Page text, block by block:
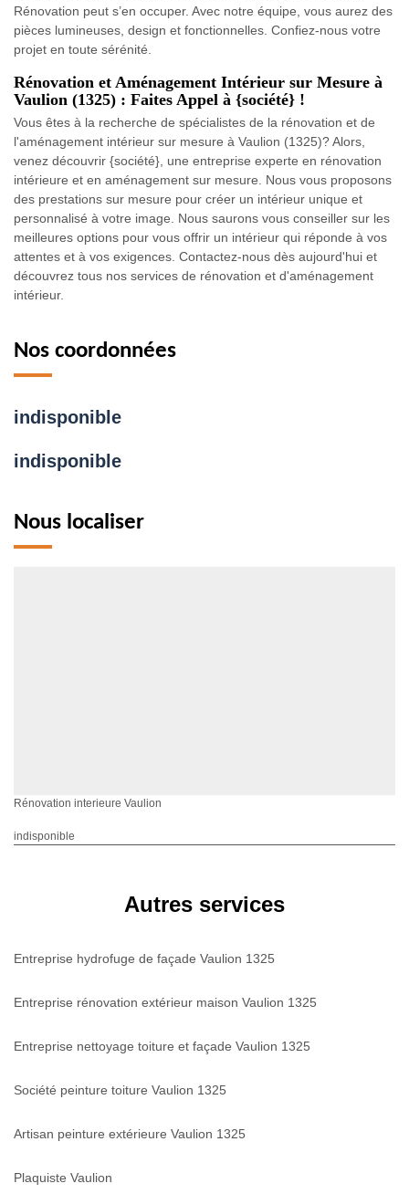
Rénovation peut s’en occuper. Avec notre équipe, vous aurez des
pièces lumineuses, design et fonctionnelles. Confiez-nous votre
projet en toute sérénité.
Rénovation et Aménagement Intérieur sur Mesure à
Vaulion (1325) : Faites Appel à {société} !
Vous êtes à la recherche de spécialistes de la rénovation et de
l'aménagement intérieur sur mesure à Vaulion (1325)? Alors,
venez découvrir {société}, une entreprise experte en rénovation
intérieure et en aménagement sur mesure. Nous vous proposons
des prestations sur mesure pour créer un intérieur unique et
personnalisé à votre image. Nous saurons vous conseiller sur les
meilleures options pour vous offrir un intérieur qui réponde à vos
attentes et à vos exigences. Contactez-nous dès aujourd'hui et
découvrez tous nos services de rénovation et d'aménagement
intérieur.
Nos coordonnées
indisponible
indisponible
Nous localiser
Rénovation interieure Vaulion
indisponible
Autres services
Entreprise hydrofuge de façade Vaulion 1325
Entreprise rénovation extérieur maison Vaulion 1325
Entreprise nettoyage toiture et façade Vaulion 1325
Société peinture toiture Vaulion 1325
Artisan peinture extérieure Vaulion 1325
Plaquiste Vaulion